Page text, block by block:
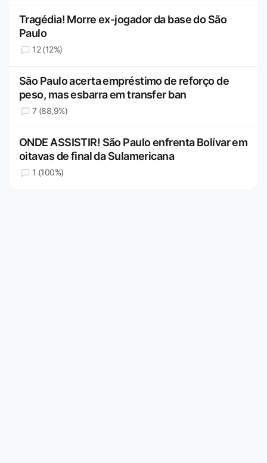
Tragédia! Morre ex-jogador da base do São
Paulo
12 (12%)
São Paulo acerta empréstimo de reforço de
peso, mas esbarra em transfer ban
7 (88,9%)
ONDE ASSISTIR! São Paulo enfrenta Bolívar em
oitavas de final da Sulamericana
1 (100%)